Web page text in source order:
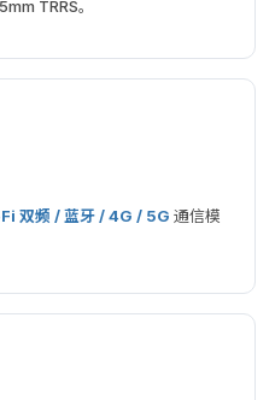
TRRS。
双频 / 蓝牙 / 4G / 5G 通信模